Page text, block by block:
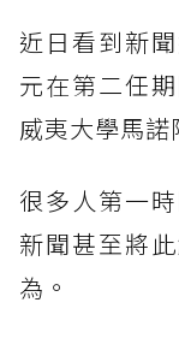
近日看到新
元在第二任
威夷大學馬諾
很多人第一
新聞甚至將
為。